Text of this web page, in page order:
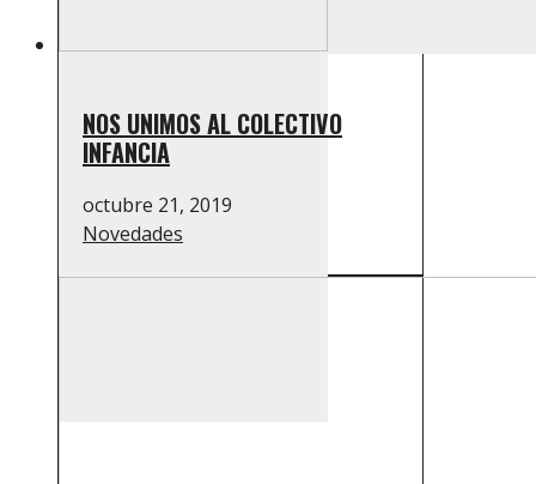
NOS UNIMOS AL COLECTIVO
INFANCIA
octubre 21, 2019
Novedades